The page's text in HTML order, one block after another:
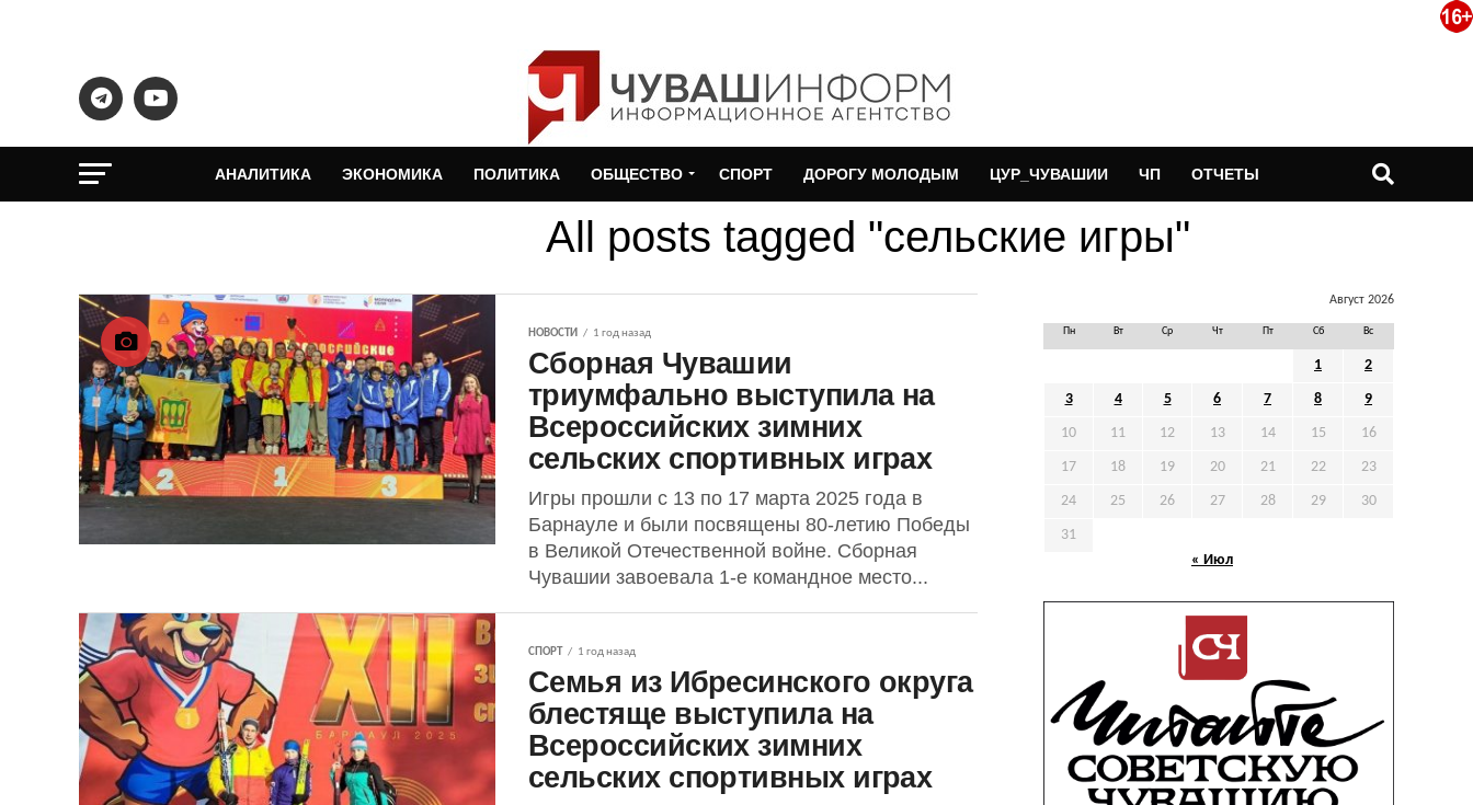
АНАЛИТИКА ЭКОНОМИКА ПОЛИТИКА ОБЩЕСТВО СПОРТ ДОРОГУ МОЛОДЫМ ЦУР_ЧУВАШИИ ЧП ОТЧЕТЫ
All posts tagged "сельские игры"
НОВОСТИ 1 год назад
Сборная Чувашии
триумфально выступила на
Всероссийских зимних
сельских спортивных играх
Игры прошли с 13 по 17 марта 2025 года в
Барнауле и были посвящены 80-летию Победы
в Великой Отечественной войне. Сборная
Чувашии завоевала 1-е командное место...
СПОРТ 1 год назад
Семья из Ибресинского округа
блестяще выступила на
Всероссийских зимних
сельских спортивных играх
Август 2026
Пн Вт Ср Чт Пт Сб Вс
1 2
3 4 5 6 7 8 9
10 11 12 13 14 15 16
17 18 19 20 21 22 23
24 25 26 27 28 29 30
31
« Июл